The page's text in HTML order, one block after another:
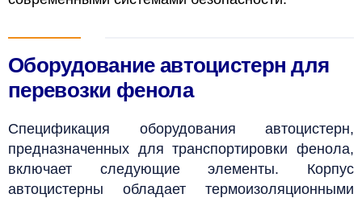
Оборудование автоцистерн для
перевозки фенола
Спецификация оборудования автоцистерн,
предназначенных для транспортировки фенола,
включает следующие элементы. Корпус
автоцистерны обладает термоизоляционными